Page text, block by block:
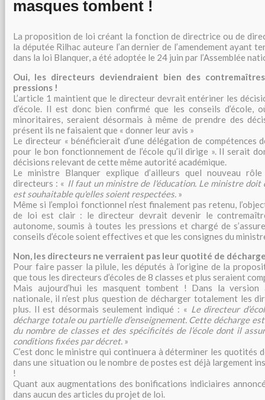
masques tombent !
La proposition de loi créant la fonction de directrice ou de
la députée Rilhac auteure l’an dernier de l’amendement ayant
dans la loi Blanquer, a été adoptée le 24 juin par l’Assemblée
Oui, les directeurs deviendraient bien des
pressions !
L’article 1 maintient que le directeur devrait entériner les
d’école. Il est donc bien confirmé que les conseils d’école,
minoritaires, seraient désormais à même de prendre des
présent ils ne faisaient que « donner leur avis »
Le directeur « bénéficierait d’une délégation de compétences
pour le bon fonctionnement de l’école qu’il dirige ». Il serait
décisions relevant de cette même autorité académique.
Le ministre Blanquer explique d’ailleurs quel nouveau
directeurs : « Il faut un ministre de l'éducation. Le ministre doit
est souhaitable qu'elles soient respectées. »
Même si l’emploi fonctionnel n’est finalement pas retenu,
de loi est clair : le directeur devrait devenir le
autonome, soumis à toutes les pressions et chargé de
conseils d’école soient effectives et que les consignes du
Non, les directeurs ne verraient pas leur quotité de
Pour faire passer la pilule, les députés à l’origine de la
que tous les directeurs d’écoles de 8 classes et plus seraient
Mais aujourd’hui les masquent tombent ! Dans la version
nationale, il n’est plus question de décharger totalement les
plus. Il est désormais seulement indiqué : « Le directeur
décharge totale ou partielle d’enseignement. Cette décharge
du nombre de classes et des spécificités de l’école dont il
conditions fixées par décret. »
C’est donc le ministre qui continuera à déterminer les quotités
dans une situation ou le nombre de postes est déjà largement
!
Quant aux augmentations des bonifications indiciaires
dans aucun des articles du projet de loi.